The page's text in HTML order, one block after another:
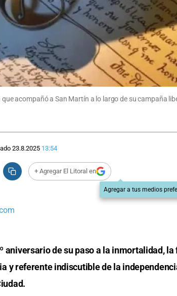
acompañó a San Martín a lo largo de su campaña
23.8.2025 13:54
+ Agregar El Litoral en
Agregar a tus medios
aniversario de su paso a la inmortalidad, la
y referente indiscutible de la